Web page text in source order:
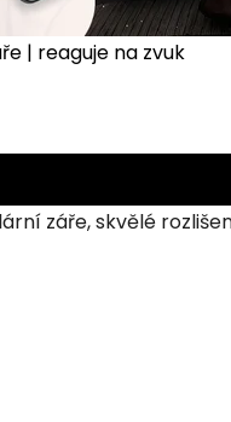
| reaguje na zvuk
záře, skvělé